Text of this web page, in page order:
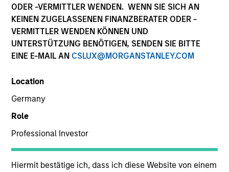
ODER -VERMITTLER WENDEN. WENN SIE SICH AN
KEINEN ZUGELASSENEN FINANZBERATER ODER -
VERMITTLER WENDEN KÖNNEN UND
UNTERSTÜTZUNG BENÖTIGEN, SENDEN SIE BITTE
EINE E-MAIL AN CSLUX@MORGANSTANLEY.COM
Location
Germany
Role
Professional Investor
Hiermit bestätige ich, dass ich diese Website von einem
15 Years
TEAM